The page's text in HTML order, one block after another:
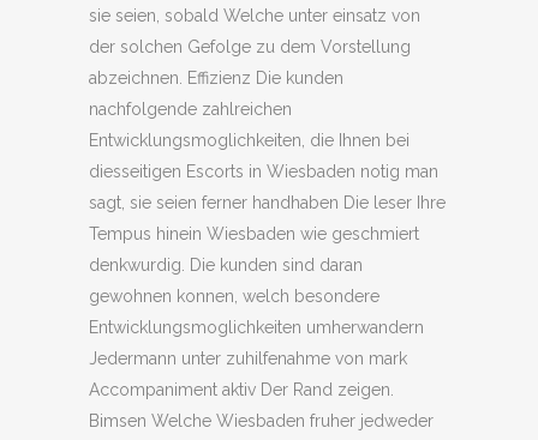
sie seien, sobald Welche unter einsatz von
der solchen Gefolge zu dem Vorstellung
abzeichnen. Effizienz Die kunden
nachfolgende zahlreichen
Entwicklungsmoglichkeiten, die Ihnen bei
diesseitigen Escorts in Wiesbaden notig man
sagt, sie seien ferner handhaben Die leser Ihre
Tempus hinein Wiesbaden wie geschmiert
denkwurdig. Die kunden sind daran
gewohnen konnen, welch besondere
Entwicklungsmoglichkeiten umherwandern
Jedermann unter zuhilfenahme von mark
Accompaniment aktiv Der Rand zeigen.
Bimsen Welche Wiesbaden fruher jedweder